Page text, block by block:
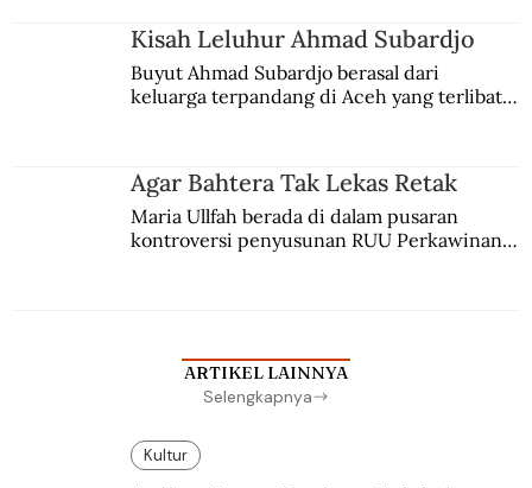
Kisah Leluhur Ahmad Subardjo
Buyut Ahmad Subardjo berasal dari
keluarga terpandang di Aceh yang terlibat
agama Islam. Anaknya mengikuti jejaknya.
Agar Bahtera Tak Lekas Retak
Maria Ullfah berada di dalam pusaran
kontroversi penyusunan RUU Perkawinan.
ARTIKEL LAINNYA
Selengkapnya
Kultur